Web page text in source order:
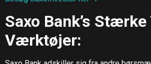
Saxo Bank’s
Værktøjer: